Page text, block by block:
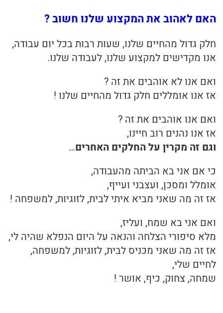
בריאות
תזונה
עיסוי
האם לאהוב את המקצוע שלנו חשוב ?
חלק גדול מהחיים שלנו, שעות רבות בכל יום עבודה,
אנו מקדישים למקצוע שלנו, לעבודה שלנו.
ואם אנו לא אוהבים את זה ?
אז אנו אומללים חלק גדול מהחיים שלנו !
ואם אנו אוהבים את זה ?
אז אנו נהנים רוב חיינו,
וגם זה מקרין על החלקים האחרים…
כי אם אני בא הביתה מהעבודה,
אומלל ומסכן, ועצבני ועייף,
אז זה מה שאני מביא איתי לבית, לזוגיות, למשפחה !
ואם אני בא שמח, ועליז,
מלא סיפורי הצלחה והנאה על היום הנפלא שהיה לי,
אז זה מה שאני מכניס לבית, לזוגיות, למשפחה,
לחיים שלי,
שמחה, צחוק, כיף, אושר !